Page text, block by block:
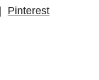
Pinterest